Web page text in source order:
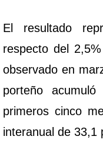
El resultado
respecto del
observado en
porteño
primeros cinco
interanual de 33,1